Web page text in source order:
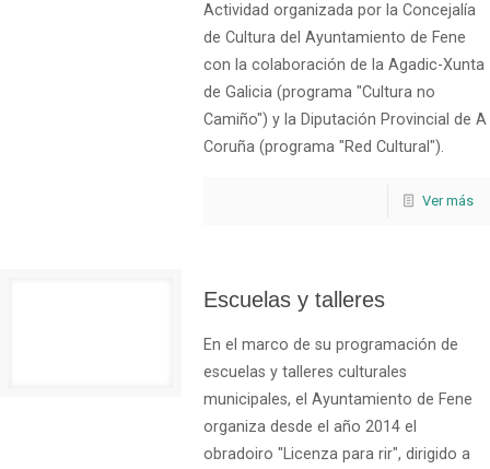
Actividad organizada por la Concejalía
de Cultura del Ayuntamiento de Fene
con la colaboración de la Agadic-Xunta
de Galicia (programa "Cultura no
Camiño") y la Diputación Provincial de A
Coruña (programa "Red Cultural").
Ver más
Escuelas y talleres
En el marco de su programación de
escuelas y talleres culturales
municipales, el Ayuntamiento de Fene
organiza desde el año 2014 el
obradoiro "Licenza para rir", dirigido a